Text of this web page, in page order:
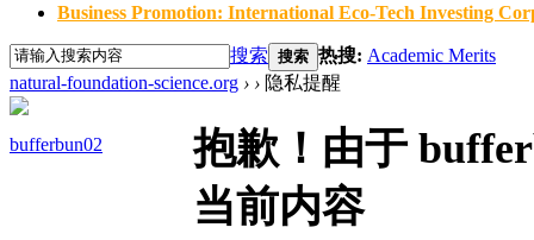
Business Promotion: International Eco-Tech Investing
搜索 搜索 热搜: Academic Merits
natural-foundation-science.org › › 隐私提醒
bufferbun02
抱歉！由于
当前内容